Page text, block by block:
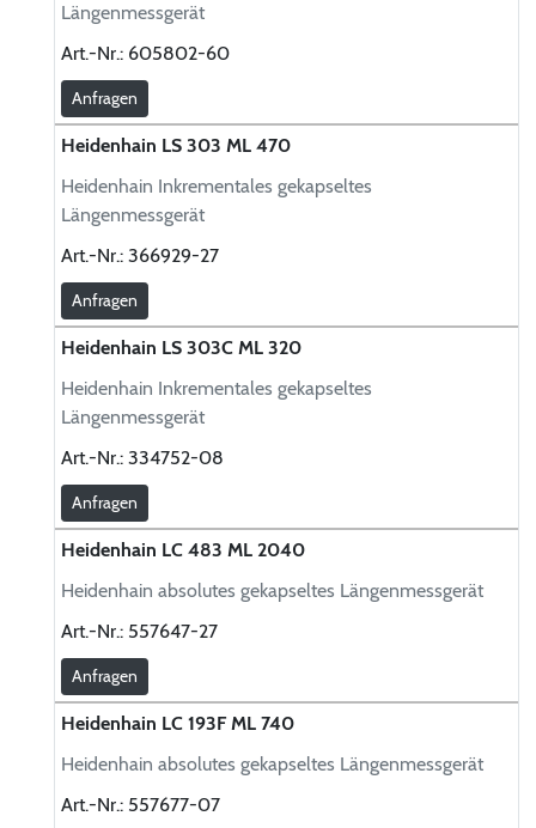
Längenmessgerät
Art.-Nr.: 605802-60
Anfragen
Heidenhain LS 303 ML 470
Heidenhain Inkrementales gekapseltes
Längenmessgerät
Art.-Nr.: 366929-27
Anfragen
Heidenhain LS 303C ML 320
Heidenhain Inkrementales gekapseltes
Längenmessgerät
Art.-Nr.: 334752-08
Anfragen
Heidenhain LC 483 ML 2040
Heidenhain absolutes gekapseltes Längenmessgerät
Art.-Nr.: 557647-27
Anfragen
Heidenhain LC 193F ML 740
Heidenhain absolutes gekapseltes Längenmessgerät
Art.-Nr.: 557677-07